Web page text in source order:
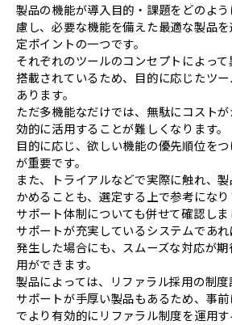
製品の機能が導入目的・課題をどのよ
慮し、必要な機能を備えた最適な製品
定ポイントの一つです。
それぞれのツールのコンセプトによっ
搭載されているため、目的に応じたツ
あります。
ただ多機能なだけでは、無駄にコスト
効的に活用することが難しくなります。
目的に応じ、欲しい機能の優先順位を
が重要です。
また、トライアルなどで実際に触れ、
かめることも、選定する上で参考になり
サポート体制についても併せて確認しま
サポートが充実しているシステムであ
発生した場合にも、スムーズな対応が
用ができます。
製品によっては、リファラル採用の制
サポートが手厚い製品もあるため、事
でより有効的にリファラル制度を運用す